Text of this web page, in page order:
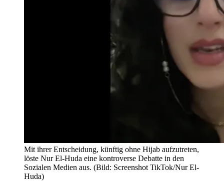
Mit ihrer Entscheidung, künftig ohne Hijab aufzutreten,
löste Nur El-Huda eine kontroverse Debatte in den
Sozialen Medien aus. (Bild: Screenshot TikTok/Nur El-
Huda)